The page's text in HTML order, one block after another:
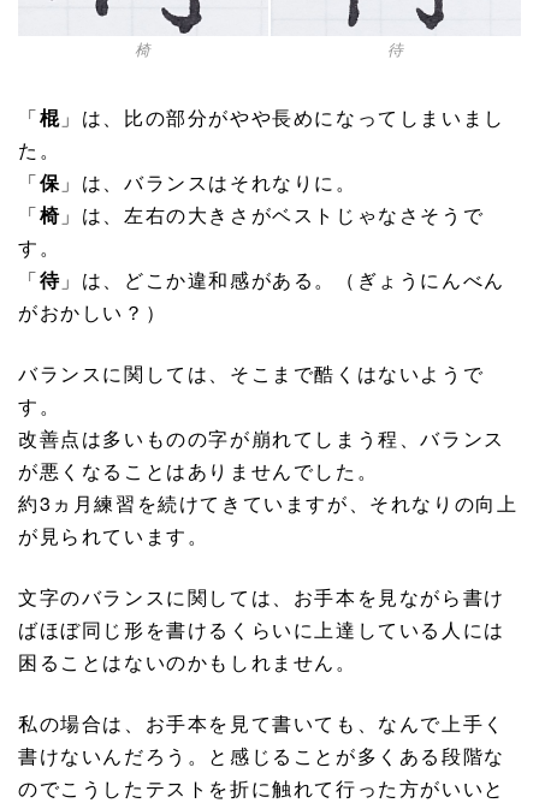
椅 待
「棍 」は、比の部分がやや長めになってしまいまし
た。
「保 」は、バランスはそれなりに。
「椅 」は、左右の大きさがベストじゃなさそうで
す。
「待 」は、どこか違和感がある。（ぎょうにんべん
がおかしい？）
バランスに関しては、そこまで酷くはないようで
す。
改善点は多いものの字が崩れてしまう程、バランス
が悪くなることはありませんでした。
約3ヵ月練習を続けてきていますが、それなりの向上
が見られています。
文字のバランスに関しては、お手本を見ながら書け
ばほぼ同じ形を書けるくらいに上達している人には
困ることはないのかもしれません。
私の場合は、お手本を見て書いても、なんで上手く
書けないんだろう。と感じることが多くある段階な
のでこうしたテストを折に触れて行った方がいいと